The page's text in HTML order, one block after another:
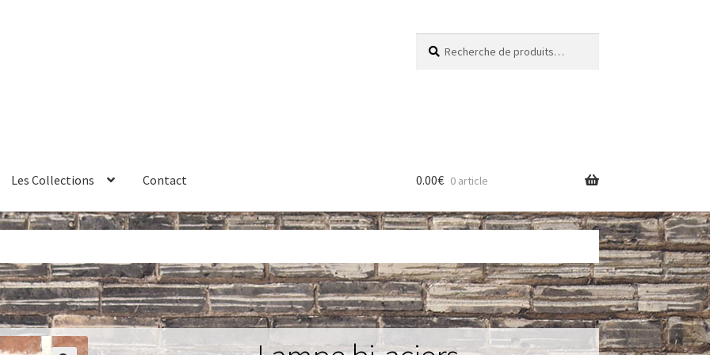
pour :
Les Collections Contact
de venteContactCouteauxCréations sur commande
HuîtreLa philosophieLampe à poserLes CollectionsLuminaires
1 – Les Machines Fondatrices
0.00€ 0 article